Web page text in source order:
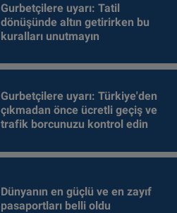
Gurbetçilere uyarı: Tatil
dönüşünde altın getirirken bu
kuralları unutmayın
Gurbetçilere uyarı: Türkiye'den
çıkmadan önce ücretli geçiş ve
trafik borcunuzu kontrol edin
Dünyanın en güçlü ve en zayıf
pasaportları belli oldu